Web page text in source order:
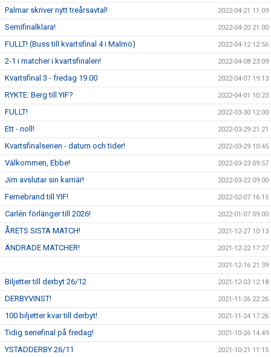
Palmar skriver nytt treårsavtal! 2022-04-21 11:09
Semifinalklara! 2022-04-20 21:00
FULLT! (Buss till kvartsfinal 4 i Malmö) 2022-04-12 12:56
2-1 i matcher i kvartsfinalen! 2022-04-08 23:09
Kvartsfinal 3 - fredag 19.00 2022-04-07 19:13
RYKTE: Berg till YIF? 2022-04-01 10:23
FULLT! 2022-03-30 12:00
Ett - noll! 2022-03-29 21:21
Kvartsfinalserien - datum och tider! 2022-03-29 10:45
Välkommen, Ebbe! 2022-03-23 09:57
Jim avslutar sin karriär! 2022-03-22 09:00
Fernebrand till YIF! 2022-02-07 16:15
Carlén förlänger till 2026! 2022-01-07 09:00
ÅRETS SISTA MATCH! 2021-12-27 10:13
ÄNDRADE MATCHER! 2021-12-22 17:27
2021-12-16 21:39
Biljetter till derbyt 26/12 2021-12-03 12:18
DERBYVINST! 2021-11-26 22:26
100 biljetter kvar till derbyt! 2021-11-24 17:26
Tidig seriefinal på fredag! 2021-10-26 14:49
YSTADDERBY 26/11 2021-10-21 11:15